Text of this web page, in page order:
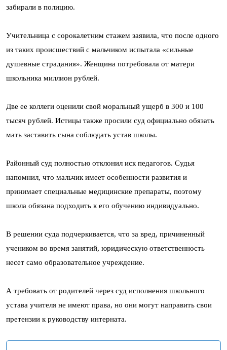
забирали в полицию.
Учительница с сорокалетним стажем заявила, что после одного
из таких происшествий с мальчиком испытала «сильные
душевные страдания». Женщина потребовала от матери
школьника миллион рублей.
Две ее коллеги оценили свой моральный ущерб в 300 и 100
тысяч рублей. Истицы также просили суд официально обязать
мать заставить сына соблюдать устав школы.
Районный суд полностью отклонил иск педагогов. Судья
напомнил, что мальчик имеет особенности развития и
принимает специальные медицинские препараты, поэтому
школа обязана подходить к его обучению индивидуально.
В решении суда подчеркивается, что за вред, причиненный
учеником во время занятий, юридическую ответственность
несет само образовательное учреждение.
А требовать от родителей через суд исполнения школьного
устава учителя не имеют права, но они могут направить свои
претензии к руководству интерната.